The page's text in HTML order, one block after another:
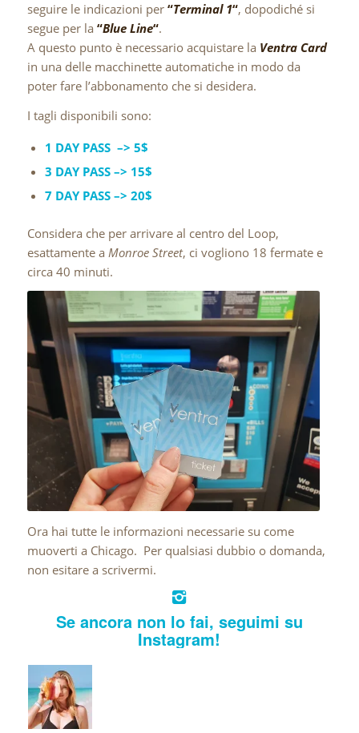
seguire le indicazioni per “Terminal 1“, dopodiché si
segue per la “Blue Line“.
A questo punto è necessario acquistare la Ventra Card
in una delle macchinette automatiche in modo da
poter fare l’abbonamento che si desidera.
I tagli disponibili sono:
1 DAY PASS –> 5$
3 DAY PASS –> 15$
7 DAY PASS –> 20$
Considera che per arrivare al centro del Loop,
esattamente a Monroe Street, ci vogliono 18 fermate e
circa 40 minuti.
Ora hai tutte le informazioni necessarie su come
muoverti a Chicago. Per qualsiasi dubbio o domanda,
non esitare a scrivermi.
Se ancora non lo fai, seguimi su
Instagram!